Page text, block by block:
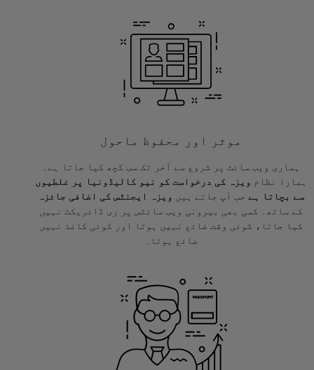
موثر اور محفوظ ماحول
ہماری ویب سائٹ پر شروع سے آخر تک سب کچھ کیا جاتا ہے۔
ہمارا نظام ویزہ کی درخواست کو نیو کالیڈونیا پر غلطیوں
سے بچاتا ہے جب آپ جاتے ہیں
ویزہ ایجنٹس کی اضافی جائزہ
کے ساتھ۔ کسی بھی بیرونی ویب سائٹس پر ری ڈائریکٹ نہیں
کیا جاتا، کوئی وقت ضائع نہیں ہوتا اور کوئی کاغذ نہیں
ضائع ہوتا۔